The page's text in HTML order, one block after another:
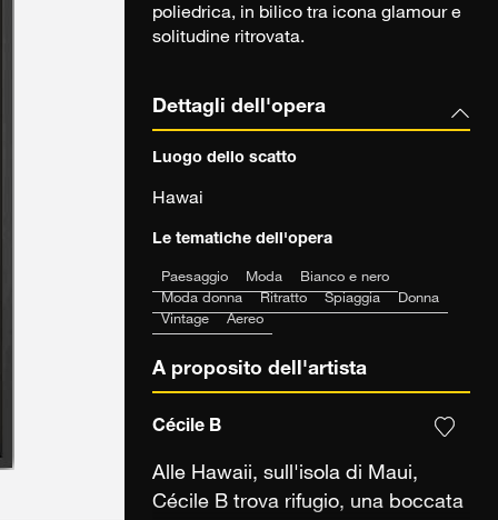
poliedrica, in bilico tra icona glamour e
solitudine ritrovata.
Dettagli dell'opera
Luogo dello scatto
Hawai
Le tematiche dell'opera
Paesaggio Moda
Bianco e nero
Moda donna
Ritratto Spiaggia
Donna
Vintage
Aereo
A proposito dell'artista
Cécile B
Alle Hawaii, sull'isola di Maui,
Cécile B trova rifugio, una boccata